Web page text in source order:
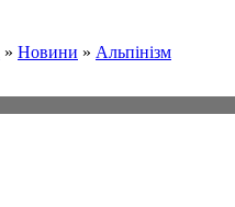
» Новини » Альпінізм